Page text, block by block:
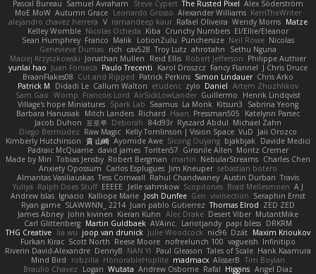
Pascal Bureau Samuel Avraham Steve Cypert The Rusted Pixel Alex Söderström
MoE MoW Autumn Grace Leonardo Grosso Alexander Williams KerriTheWriter
alejandro chavez herrera V ramandeep kaur Rafael Oliveira Wendy Morris Matze
Kelley Womble Nicolas Ocheda Kiba Crunchy Numbers El/Ellie/Eleanor
Sean Humphrey Franco Malik LotionZulu Punchersize Neil Rowe Nicolas
Genevieve Dumas rich cav528 Troy Lutz ahrotahn
Sethu Nguna
Maciej Krzyszkowski Jonathan Mullen Reid Ellis Robert Jefferson Philippe Authier
yunlai hao Juan Fonseca Paulo Trecenti Karol Droszcz Fancy Flannel J Chris Druce
BraanFlakes08 Cut and Ripped Patrick Perkins Simon Lindauer Chris Arko
Patrick M
Didadi Le Callum Walton etudenc zylo Daniel Artem Zhuzhlikov
Sam Gao Womp Francois Lord AirSickLowLander Guillermo
Henrik Lindqvist
Village's hope Miniatures Spark Lab Seamus La Monk Kitsun3
Sabrina Yeong
Barbara Hanusiak Mitch Landers Richard Haan Pressman505
Katelynn Parsec
Jacob Duhon 포로루 Deborah 84d93r Ryszard Abdul Michael Zahn
Diego Bermudez Raw Magic Kelly Tomlinson | Vision Space VuD Jaii Orozco
Kimberly Hutchinson 貴 山崎 Ayomide Awe Sicong Ouyang bjakbjak Davide Medici
Padraic McQuarrie david james Toriten57 Ginsnile Allen Moritz Cremer
Made by Miri Tobias Jensby Robert Bergman martin NebularStreams Charles Chen
Anxiety Opossum Carlos Esplugues Jim Kneuper sebastian botero
Almantas Vasiliauskas Tess Cornwall Rahul Chandwaney Austin Durban Travis
Yuliya Ralph Does Stuff EEEEE Jelle sahmkow Scopitones Brad Mellesmoen A J
Andrew Islas Ignacio Kalliope Marie Josh Dunfee Gen viviisection Seraphin Ernst
Ryan game SLAWWNN_ 2214 Juan pablo Gutierrez Thomas Elrod ZED ZED
James Abney John kivinen Kieran Kuhn Alec Drake Desert Viber MutantMike
Carl Glittenberg Martin Guldbaek AVAinc. Lariotjandy papi bless DRKRM
THG Creative lia wu joop van drunick Julie Woodcock nic96 Dzät Maxim Krioukov
Furkan Kirac Scott North Reese Moore nofreelunch 100 vagueish Infinitipo
Riverin David-Alexandre DennyB NAN YI Paul Gleason Tales of Scale Hank Kaamura
Mind Bird
robzilla HonorableHoplite madmacx AlisserB Tim Boylan
Braulio Chavez
Logan Wutata Andrew Osborne Rafal Higgins Angel Diaz